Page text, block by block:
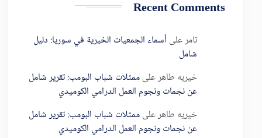
Recent Comments
تامرعلى أسماء الجمعيات الخيرية في سوريا: دليل
شامل
خيريه طاهرعلىممثلات شباب البومب: تقرير شامل
عن نجمات ونجوم العمل الدرامي الكوميدي
خيريه طاهرعلىممثلات شباب البومب: تقرير شامل
عن نجمات ونجوم العمل الدرامي الكوميدي